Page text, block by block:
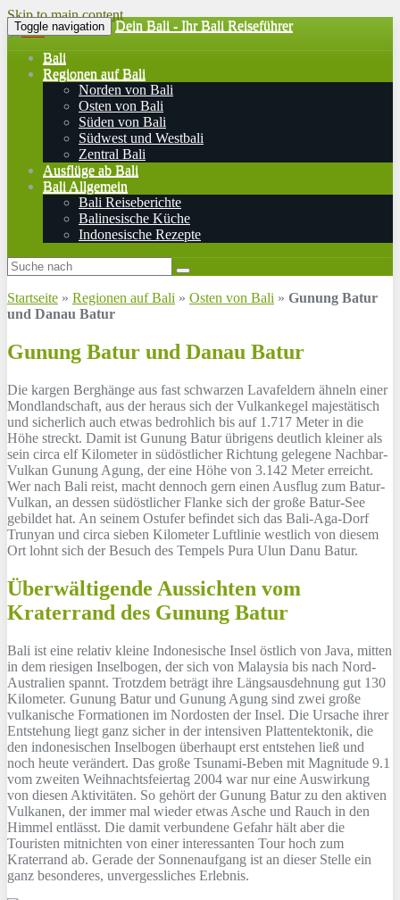
Skip to main content
Toggle navigation Dein Bali - Ihr Bali Reiseführer
Bali
Regionen auf Bali
Norden von Bali
Osten von Bali
Süden von Bali
Südwest und Westbali
Zentral Bali
Ausflüge ab Bali
Bali Allgemein
Bali Reiseberichte
Balinesische Küche
Indonesische Rezepte
Startseite » Regionen auf Bali » Osten von Bali » Gunung Batur
und Danau Batur
Gunung Batur und Danau Batur
Die kargen Berghänge aus fast schwarzen Lavafeldern ähneln einer
Mondlandschaft, aus der heraus sich der Vulkankegel majestätisch
und sicherlich auch etwas bedrohlich bis auf 1.717 Meter in die
Höhe streckt. Damit ist Gunung Batur übrigens deutlich kleiner als
sein circa elf Kilometer in südöstlicher Richtung gelegene Nachbar-
Vulkan Gunung Agung, der eine Höhe von 3.142 Meter erreicht.
Wer nach Bali reist, macht dennoch gern einen Ausflug zum Batur-
Vulkan, an dessen südöstlicher Flanke sich der große Batur-See
gebildet hat. An seinem Ostufer befindet sich das Bali-Aga-Dorf
Trunyan und circa sieben Kilometer Luftlinie westlich von diesem
Ort lohnt sich der Besuch des Tempels Pura Ulun Danu Batur.
Überwältigende Aussichten vom
Kraterrand des Gunung Batur
Bali ist eine relativ kleine Indonesische Insel östlich von Java, mitten
in dem riesigen Inselbogen, der sich von Malaysia bis nach Nord-
Australien spannt. Trotzdem beträgt ihre Längsausdehnung gut 130
Kilometer. Gunung Batur und Gunung Agung sind zwei große
vulkanische Formationen im Nordosten der Insel. Die Ursache ihrer
Entstehung liegt ganz sicher in der intensiven Plattentektonik, die
den indonesischen Inselbogen überhaupt erst entstehen ließ und
noch heute verändert. Das große Tsunami-Beben mit Magnitude 9.1
vom zweiten Weihnachtsfeiertag 2004 war nur eine Auswirkung
von diesen Aktivitäten. So gehört der Gunung Batur zu den aktiven
Vulkanen, der immer mal wieder etwas Asche und Rauch in den
Himmel entlässt. Die damit verbundene Gefahr hält aber die
Touristen mitnichten von einer interessanten Tour hoch zum
Kraterrand ab. Gerade der Sonnenaufgang ist an dieser Stelle ein
ganz besonderes, unvergessliches Erlebnis.